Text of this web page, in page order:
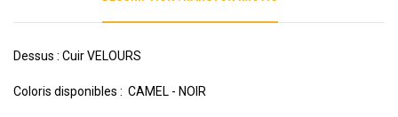
Dessus : Cuir VELOURS
Coloris disponibles : CAMEL - NOIR